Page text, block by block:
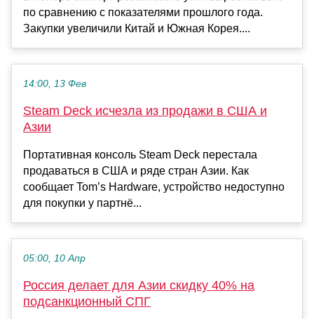
по сравнению с показателями прошлого года.
Закупки увеличили Китай и Южная Корея....
14:00, 13 Фев
Steam Deck исчезла из продажи в США и
Азии
Портативная консоль Steam Deck перестала
продаваться в США и ряде стран Азии. Как
сообщает Tom’s Hardware, устройство недоступно
для покупки у партнё...
05:00, 10 Апр
Россия делает для Азии скидку 40% на
подсанкционный СПГ